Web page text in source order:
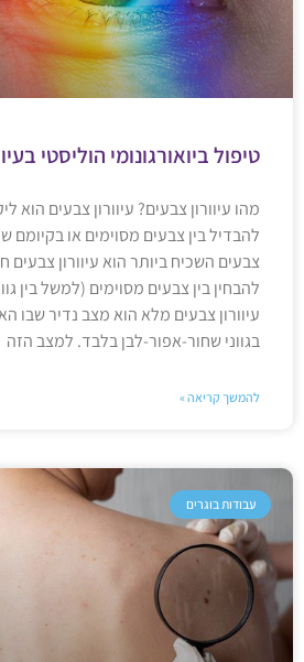
טיפול ביואורגונומי הוליסטי
מהו עיוורון צבעים? עיוורון צבעים הוא
להבדיל בין צבעים מסוימים או בקיומם
צבעים השכיח ביותר הוא עיוורון צבעים
להבחין בין צבעים מסוימים (למשל בין
עיוורון צבעים מלא הוא מצב נדיר שבו
בגווני שחור-אפור-לבן בלבד. למצב הזה
להמשך קריאה »
עבודות בוגרים